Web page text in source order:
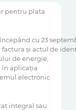
pentru plata
cu 23
și actul de
de energie,
în aplicația
electronic
integral sau